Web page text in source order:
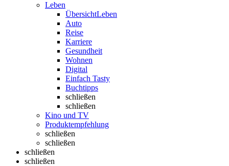
Leben
ÜbersichtLeben
Auto
Reise
Karriere
Gesundheit
Wohnen
Digital
Einfach Tasty
Buchtipps
schließen
schließen
Kino und TV
Produktempfehlung
schließen
schließen
schließen
schließen